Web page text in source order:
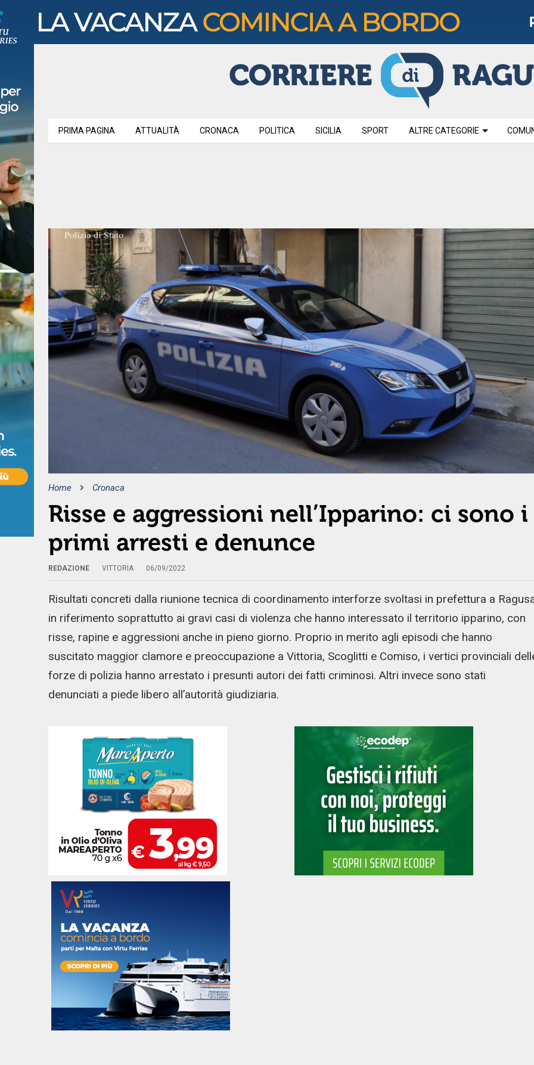
PRIMA PAGINA ATTUALITÀ CRONACA POLITICA SICILIA SPORT ALTRE CATEGORIE
Home Cronaca
Risse e aggressioni nell’Ipparino: ci sono i
primi arresti e denunce
REDAZIONE VITTORIA 06/09/2022
Risultati concreti dalla riunione tecnica di coordinamento interforze svoltasi in prefettura a
in riferimento soprattutto ai gravi casi di violenza che hanno interessato il territorio ipparino, con
risse, rapine e aggressioni anche in pieno giorno. Proprio in merito agli episodi che hanno
suscitato maggior clamore e preoccupazione a Vittoria, Scoglitti e Comiso, i vertici provinciali
forze di polizia hanno arrestato i presunti autori dei fatti criminosi. Altri invece sono stati
denunciati a piede libero all’autorità giudiziaria.